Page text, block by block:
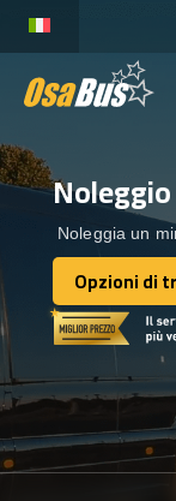
content
NOLEGGIO
FLOTTA
METTITI IN
METTITI IN
Noleggio
Noleggia un
Opzioni di
Opzioni di